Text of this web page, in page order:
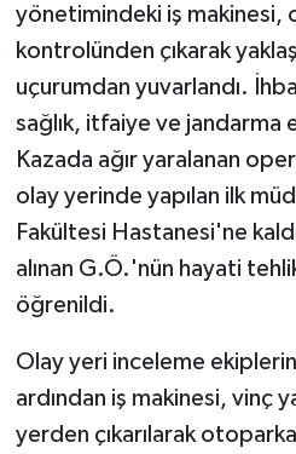
yönetimindeki iş makinesi,
kontrolünden çıkarak
uçurumdan yuvarlandı.
sağlık, itfaiye ve jandarma
Kazada ağır yaralanan
olay yerinde yapılan ilk
Fakültesi Hastanesi'ne
alınan G.Ö.'nün hayati
öğrenildi.
Olay yeri inceleme
ardından iş makinesi, vinç
yerden çıkarılarak